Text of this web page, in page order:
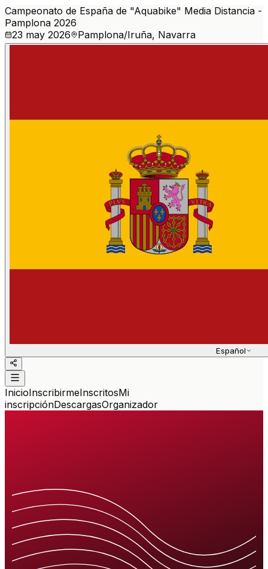
Campeonato de España de "Aquabike" Media Distancia -
Pamplona 2026
23 may 2026
Pamplona/Iruña, Navarra
Español
InicioInscribirmeInscritosMi
inscripciónDescargasOrganizador